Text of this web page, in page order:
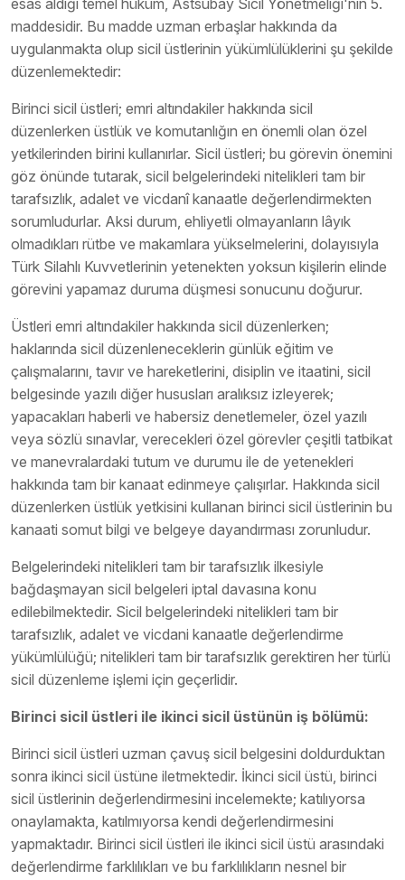
esas aldığı temel hüküm, Astsubay Sicil Yönetmeliği'nin 5.
maddesidir. Bu madde uzman erbaşlar hakkında da
uygulanmakta olup sicil üstlerinin yükümlülüklerini şu şekilde
düzenlemektedir:
Birinci sicil üstleri; emri altındakiler hakkında sicil
düzenlerken üstlük ve komutanlığın en önemli olan özel
yetkilerinden birini kullanırlar. Sicil üstleri; bu görevin önemini
göz önünde tutarak, sicil belgelerindeki nitelikleri tam bir
tarafsızlık, adalet ve vicdanî kanaatle değerlendirmekten
sorumludurlar. Aksi durum, ehliyetli olmayanların lâyık
olmadıkları rütbe ve makamlara yükselmelerini, dolayısıyla
Türk Silahlı Kuvvetlerinin yetenekten yoksun kişilerin elinde
görevini yapamaz duruma düşmesi sonucunu doğurur.
Üstleri emri altındakiler hakkında sicil düzenlerken;
haklarında sicil düzenleneceklerin günlük eğitim ve
çalışmalarını, tavır ve hareketlerini, disiplin ve itaatini, sicil
belgesinde yazılı diğer hususları aralıksız izleyerek;
yapacakları haberli ve habersiz denetlemeler, özel yazılı
veya sözlü sınavlar, verecekleri özel görevler çeşitli tatbikat
ve manevralardaki tutum ve durumu ile de yetenekleri
hakkında tam bir kanaat edinmeye çalışırlar. Hakkında sicil
düzenlerken üstlük yetkisini kullanan birinci sicil üstlerinin bu
kanaati somut bilgi ve belgeye dayandırması zorunludur.
Belgelerindeki nitelikleri tam bir tarafsızlık ilkesiyle
bağdaşmayan sicil belgeleri iptal davasına konu
edilebilmektedir. Sicil belgelerindeki nitelikleri tam bir
tarafsızlık, adalet ve vicdani kanaatle değerlendirme
yükümlülüğü; nitelikleri tam bir tarafsızlık gerektiren her türlü
sicil düzenleme işlemi için geçerlidir.
Birinci sicil üstleri ile ikinci sicil üstünün iş bölümü:
Birinci sicil üstleri uzman çavuş sicil belgesini doldurduktan
sonra ikinci sicil üstüne iletmektedir. İkinci sicil üstü, birinci
sicil üstlerinin değerlendirmesini incelemekte; katılıyorsa
onaylamakta, katılmıyorsa kendi değerlendirmesini
yapmaktadır. Birinci sicil üstleri ile ikinci sicil üstü arasındaki
değerlendirme farklılıkları ve bu farklılıkların nesnel bir